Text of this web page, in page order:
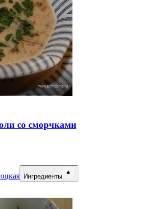
со сморчками
Ингредиенты